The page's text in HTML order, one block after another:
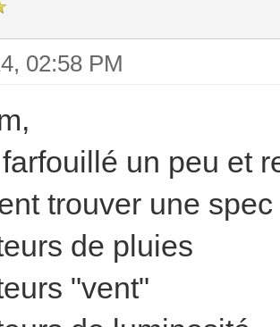
02:58 PM
un peu et
trouver une
de pluies
"vent"